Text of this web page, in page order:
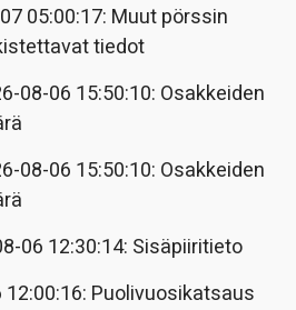
05:00:17: Muut pörssin
tiedot
08-06 15:50:10: Osakkeiden
08-06 15:50:10: Osakkeiden
06 12:30:14: Sisäpiiritieto
12:00:16: Puolivuosikatsaus